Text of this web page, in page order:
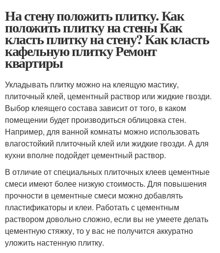
На стену положить плитку. Как
положить плитку на стены Как
класть плитку на стену? Как класть
кафельную плитку Ремонт
квартиры
Укладывать плитку можно на клеящую мастику,
плиточный клей, цементный раствор или жидкие гвозди.
Выбор клеящего состава зависит от того, в каком
помещении будет производиться облицовка стен.
Например, для ванной комнаты можно использовать
влагостойкий плиточный клей или жидкие гвозди. А для
кухни вполне подойдет цементный раствор.
В отличие от специальных плиточных клеев цементные
смеси имеют более низкую стоимость. Для повышения
прочности в цементные смеси можно добавлять
пластификаторы и клеи. Работать с цементным
раствором довольно сложно, если вы не умеете делать
цементную стяжку, то у вас не получится аккуратно
уложить настенную плитку.